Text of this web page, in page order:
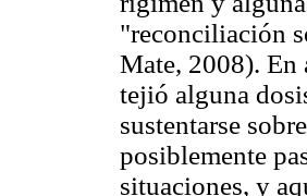
"reconciliación
Mate, 2008). En
tejió alguna
sustentarse
posiblemente
situaciones, y